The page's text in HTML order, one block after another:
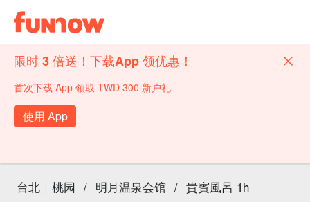
限时 3 倍送！下载App 领优惠！
首次下载 App 领取 TWD 300 新户礼
使用 App
台北｜桃园 / 明月温泉会馆 / 貴賓風呂 1h